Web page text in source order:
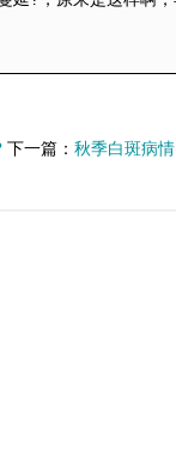
下一篇： 秋季白斑病